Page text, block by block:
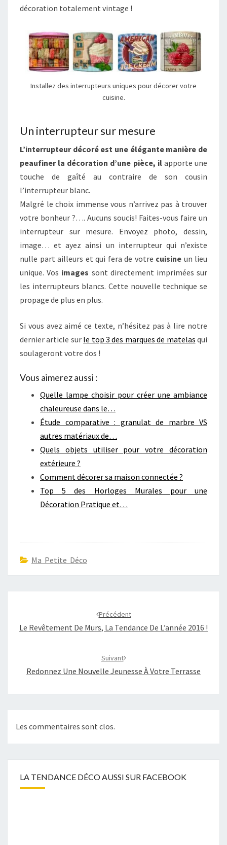
décoration totalement vintage !
Installez des interrupteurs uniques pour décorer votre
cuisine.
Un interrupteur sur mesure
L’interrupteur décoré est une élégante manière de
peaufiner la décoration d’une pièce, il apporte une
touche de gaîté au contraire de son cousin
l’interrupteur blanc.
Malgré le choix immense vous n’arrivez pas à trouver
votre bonheur ?…. Aucuns soucis! Faites-vous faire un
interrupteur sur mesure. Envoyez photo, dessin,
image… et ayez ainsi un interrupteur qui n’existe
nulle part ailleurs et qui fera de votre cuisine un lieu
unique. Vos images sont directement imprimées sur
les interrupteurs blancs. Cette nouvelle technique se
propage de plus en plus.
Si vous avez aimé ce texte, n’hésitez pas à lire notre
dernier article sur le top 3 des marques de matelas qui
soulageront votre dos !
Vous aimerez aussi :
Quelle lampe choisir pour créer une ambiance
chaleureuse dans le…
Étude comparative : granulat de marbre VS
autres matériaux de…
Quels objets utiliser pour votre décoration
extérieure ?
Comment décorer sa maison connectée ?
Top 5 des Horloges Murales pour une
Décoration Pratique et…
Ma Petite Déco
Précédent
Le Revêtement De Murs, La Tendance De L’année 2016 !
Suivant
Redonnez Une Nouvelle Jeunesse À Votre Terrasse
Les commentaires sont clos.
LA TENDANCE DÉCO AUSSI SUR FACEBOOK